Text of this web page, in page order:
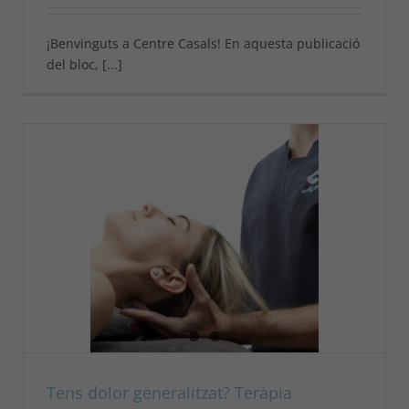
¡Benvinguts a Centre Casals! En aquesta publicació
del bloc, [...]
Tens dolor generalitzat? Teràpia